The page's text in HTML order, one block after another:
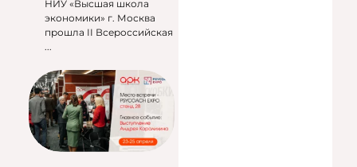
НИУ «Высшая школа
экономики» г. Москва
прошла II Всероссийская
...